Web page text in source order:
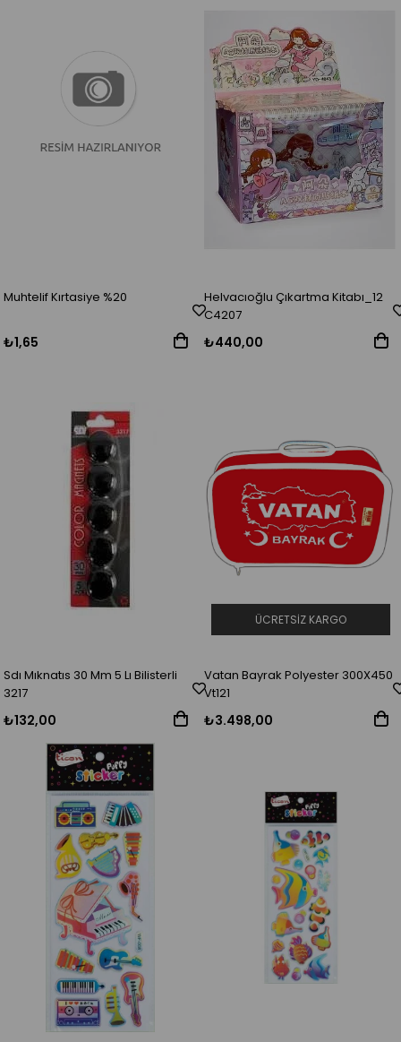
Muhtelif Kırtasiye %20
₺1,65
Helvacıoğlu Çıkartma Kitabı_12
C4207
₺440,00
Sdı Mıknatıs 30 Mm 5 Lı Bilisterli
3217
₺132,00
Vatan Bayrak Polyester 300X450
Vt121
₺3.498,00
ÜCRETSIZ KARGO